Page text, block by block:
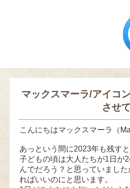
マックスマーラ/アイコ
させ
こんにちはマックスマーラ（
あっという間に2023年も残す
子どもの頃は大人たちが1日が
んでだろう？と思っていまし
ればいいのにと思います。